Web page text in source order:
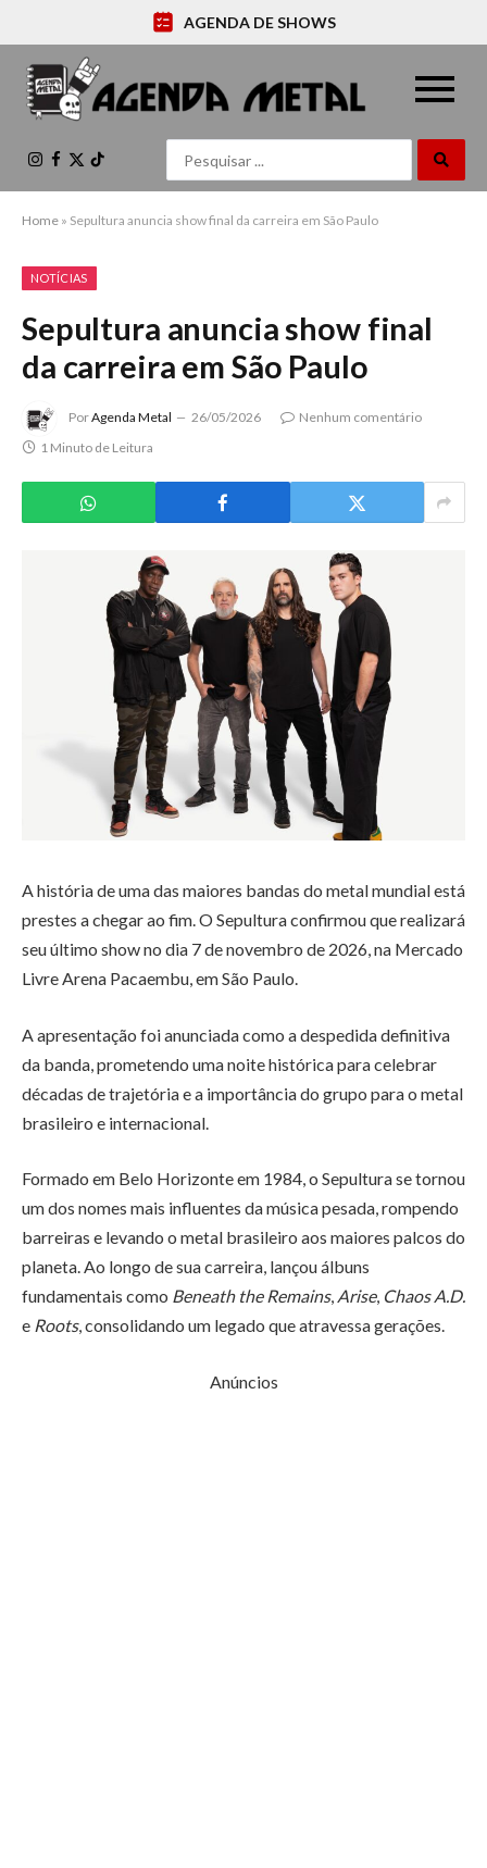
AGENDA DE SHOWS
Instagram
Facebook
X
(Twitter)
TikTok
Home » Sepultura anuncia show final da carreira em São Paulo
NOTÍCIAS
Sepultura anuncia show final
da carreira em São Paulo
PorAgenda Metal 26/05/2026
Nenhum comentário
1 Minuto de Leitura
A história de uma das maiores bandas do metal mundial está
prestes a chegar ao fim. OSepulturaconfirmou que realizará
seu último show no dia 7 de novembro de 2026, na Mercado
Livre Arena Pacaembu, em São Paulo.
A apresentação foi anunciada como a despedida definitiva
da banda, prometendo uma noite histórica para celebrar
décadas de trajetória e a importância do grupo para o metal
brasileiro e internacional.
Formado em Belo Horizonte em 1984, o Sepultura se tornou
um dos nomes mais influentes da música pesada, rompendo
barreiras e levando o metal brasileiro aos maiores palcos do
planeta. Ao longo de sua carreira, lançou álbuns
fundamentais como Beneath the Remains, Arise, Chaos A.D.
e Roots, consolidando um legado que atravessa gerações.
Anúncios